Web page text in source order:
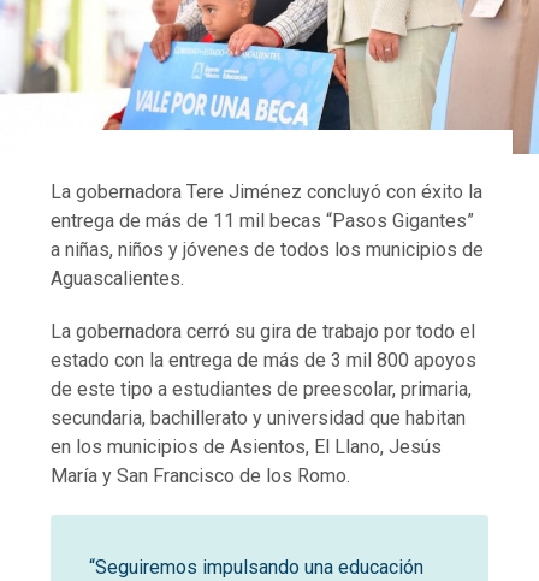
La gobernadora Tere Jiménez concluyó con éxito la
entrega de más de 11 mil becas “Pasos Gigantes”
a niñas, niños y jóvenes de todos los municipios de
Aguascalientes.
La gobernadora cerró su gira de trabajo por todo el
estado con la entrega de más de 3 mil 800 apoyos
de este tipo a estudiantes de preescolar, primaria,
secundaria, bachillerato y universidad que habitan
en los municipios de Asientos, El Llano, Jesús
María y San Francisco de los Romo.
“Seguiremos impulsando una educación